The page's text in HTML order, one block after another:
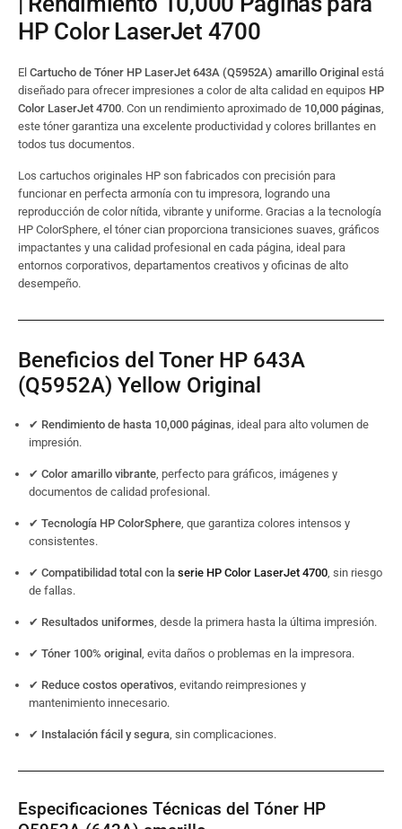
HP Color LaserJet 4700
El Cartucho de Tóner HP LaserJet 643A (Q5952A) amarillo Original está
diseñado para ofrecer impresiones a color de alta calidad en equipos HP
Color LaserJet 4700. Con un rendimiento aproximado de 10,000 páginas
este tóner garantiza una excelente productividad y colores brillantes en
todos tus documentos.
Los cartuchos originales HP son fabricados con precisión para
funcionar en perfecta armonía con tu impresora, logrando una
reproducción de color nítida, vibrante y uniforme. Gracias a la tecnología
HP ColorSphere, el tóner cian proporciona transiciones suaves, gráficos
impactantes y una calidad profesional en cada página, ideal para
entornos corporativos, departamentos creativos y oficinas de alto
desempeño.
Beneficios del Toner HP 643A
(Q5952A) Yellow Original
✔ Rendimiento de hasta 10,000 páginas , ideal para alto volumen de
impresión.
✔ Color amarillo vibrante , perfecto para gráficos, imágenes y
documentos de calidad profesional.
✔ Tecnología HP ColorSphere , que garantiza colores intensos y
consistentes.
✔ Compatibilidad total con la serie HP Color LaserJet 4700 , sin riesgo
de fallas.
✔ Resultados uniformes , desde la primera hasta la última impresión.
✔ Tóner 100% original , evita daños o problemas en la impresora.
✔ Reduce costos operativos , evitando reimpresiones y
mantenimiento innecesario.
✔ Instalación fácil y segura , sin complicaciones.
Especificaciones Técnicas del Tóner HP